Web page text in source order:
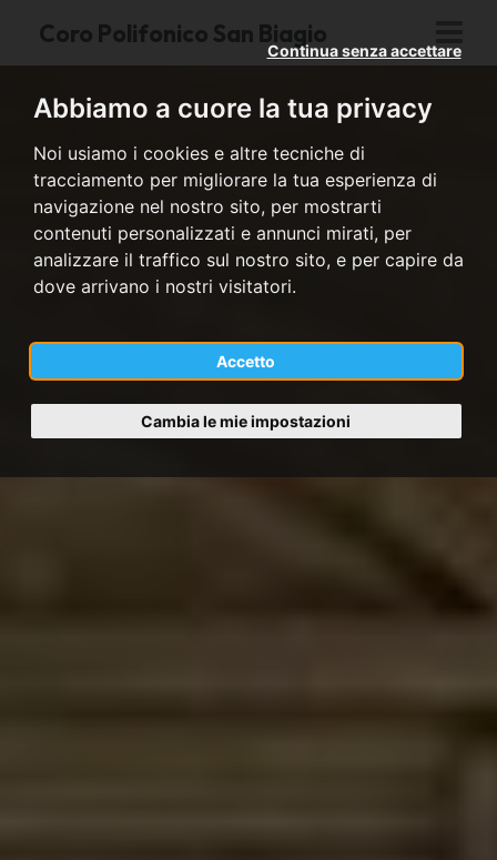
Abbiamo a cuore la tua privacy
Noi usiamo i cookies e altre tecniche di
tracciamento per migliorare la tua esperienza di
navigazione nel nostro sito, per mostrarti
contenuti personalizzati e annunci mirati, per
analizzare il traffico sul nostro sito, e per capire da
dove arrivano i nostri visitatori.
Accetto
Continua senza accettare
Cambia le mie impostazioni
Coro Polifonico San Biagio